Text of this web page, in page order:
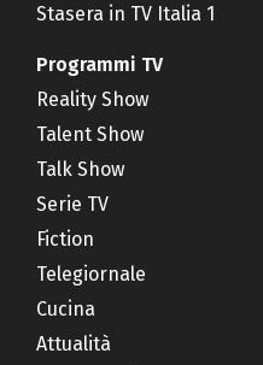
Stasera in TV Italia 1
Programmi TV
Reality Show
Talent Show
Talk Show
Serie TV
Fiction
Telegiornale
Cucina
Attualità